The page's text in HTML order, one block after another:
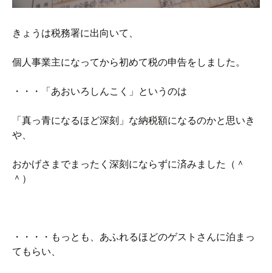
きょうは税務署に出向いて、
個人事業主になってから初めて税の申告をしました。
・・・「あおいろしんこく」というのは
「真っ青になるほど深刻」な納税額になるのかと思いき
や、
おかげさまでまったく深刻にならずに済みました（＾
＾）
・・・・もっとも、あふれるほどのゲストさんに泊まっ
てもらい、